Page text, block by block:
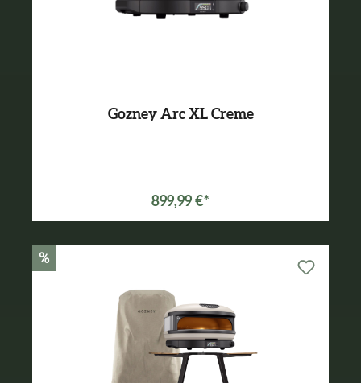
Gozney Arc XL Creme
899,99 €*
%